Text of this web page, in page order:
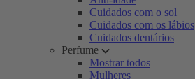
Cuidados com o sol
Cuidados com os lábios
Cuidados dentários
Perfume
Mostrar todos
Mulheres